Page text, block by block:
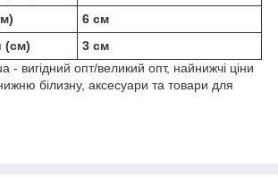
6 см
(см)
3 см
- вигідний опт/великий опт, найнижчі ціни
білизну, аксесуари та товари для